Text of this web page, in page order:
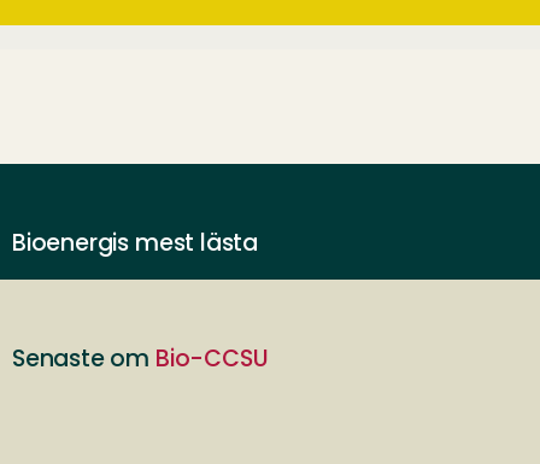
Bioenergis mest lästa
Senaste om Bio-CCSU